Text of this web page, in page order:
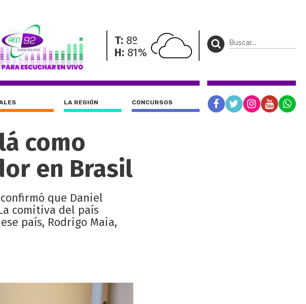
T: 8º
H: 81%
LA REGIÓN CONCURSOS
como
en Brasil
que Daniel
comitiva del país
país, Rodrigo Maia,